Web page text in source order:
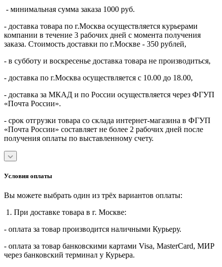
- минимальная сумма заказа 1000 руб.
- доставка товара по г.Москва осуществляется курьерами
компании в течение 3 рабочих дней с момента получения
заказа. Стоимость доставки по г.Москве - 350 рублей,
- в субботу и воскресенье доставка товара не производиться,
- доставка по г.Москва осуществляется с 10.00 до 18.00,
- доставка за МКАД и по России осуществляется через ФГУП
«Почта России».
- срок отгрузки товара со склада интернет-магазина в ФГУП
«Почта России» составляет не более 2 рабочих дней после
получения оплаты по выставленному счету.
Условия оплаты
Вы можете выбрать один из трёх вариантов оплаты:
1. При доставке товара в г. Москве:
- оплата за товар производится наличными Курьеру.
- оплата за товар банковскими картами Visa, MasterСard, МИР
через банковский терминал у Курьера.